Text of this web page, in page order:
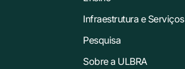
Infraestrutura e Serviços
Pesquisa
Sobre a ULBRA